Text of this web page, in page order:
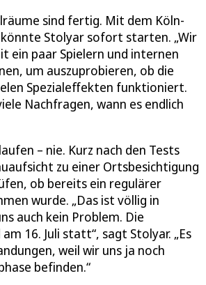
sind fertig. Mit dem Köln-
könnte Stolyar sofort starten. „Wir
ein paar Spielern und internen
um auszuprobieren, ob die
Spezialeffekten funktioniert.
Nachfragen, wann es endlich
– nie. Kurz nach den Tests
zu einer Ortsbesichtigung
ob bereits ein regulärer
wurde. „Das ist völlig in
auch kein Problem. Die
16. Juli statt“, sagt Stolyar. „Es
weil wir uns ja noch
befinden.“